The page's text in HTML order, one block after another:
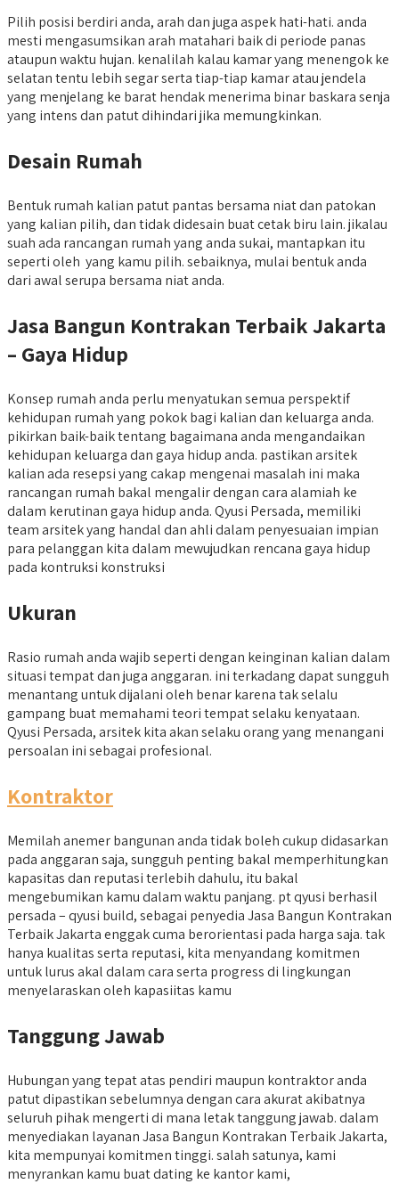
Pilih posisi berdiri anda, arah dan juga aspek hati-hati. anda
mesti mengasumsikan arah matahari baik di periode panas
ataupun waktu hujan. kenalilah kalau kamar yang menengok ke
selatan tentu lebih segar serta tiap-tiap kamar atau jendela
yang menjelang ke barat hendak menerima binar baskara senja
yang intens dan patut dihindari jika memungkinkan.
Desain Rumah
Bentuk rumah kalian patut pantas bersama niat dan patokan
yang kalian pilih, dan tidak didesain buat cetak biru lain. jikalau
suah ada rancangan rumah yang anda sukai, mantapkan itu
seperti oleh yang kamu pilih. sebaiknya, mulai bentuk anda
dari awal serupa bersama niat anda.
Jasa Bangun Kontrakan Terbaik Jakarta
– Gaya Hidup
Konsep rumah anda perlu menyatukan semua perspektif
kehidupan rumah yang pokok bagi kalian dan keluarga anda.
pikirkan baik-baik tentang bagaimana anda mengandaikan
kehidupan keluarga dan gaya hidup anda. pastikan arsitek
kalian ada resepsi yang cakap mengenai masalah ini maka
rancangan rumah bakal mengalir dengan cara alamiah ke
dalam kerutinan gaya hidup anda. Qyusi Persada, memiliki
team arsitek yang handal dan ahli dalam penyesuaian impian
para pelanggan kita dalam mewujudkan rencana gaya hidup
pada kontruksi konstruksi
Ukuran
Rasio rumah anda wajib seperti dengan keinginan kalian dalam
situasi tempat dan juga anggaran. ini terkadang dapat sungguh
menantang untuk dijalani oleh benar karena tak selalu
gampang buat memahami teori tempat selaku kenyataan.
Qyusi Persada, arsitek kita akan selaku orang yang menangani
persoalan ini sebagai profesional.
Kontraktor
Memilah anemer bangunan anda tidak boleh cukup didasarkan
pada anggaran saja, sungguh penting bakal memperhitungkan
kapasitas dan reputasi terlebih dahulu, itu bakal
mengebumikan kamu dalam waktu panjang. pt qyusi berhasil
persada – qyusi build, sebagai penyedia Jasa Bangun Kontrakan
Terbaik Jakarta enggak cuma berorientasi pada harga saja. tak
hanya kualitas serta reputasi, kita menyandang komitmen
untuk lurus akal dalam cara serta progress di lingkungan
menyelaraskan oleh kapasiitas kamu
Tanggung Jawab
Hubungan yang tepat atas pendiri maupun kontraktor anda
patut dipastikan sebelumnya dengan cara akurat akibatnya
seluruh pihak mengerti di mana letak tanggung jawab. dalam
menyediakan layanan Jasa Bangun Kontrakan Terbaik Jakarta,
kita mempunyai komitmen tinggi. salah satunya, kami
menyrankan kamu buat dating ke kantor kami,